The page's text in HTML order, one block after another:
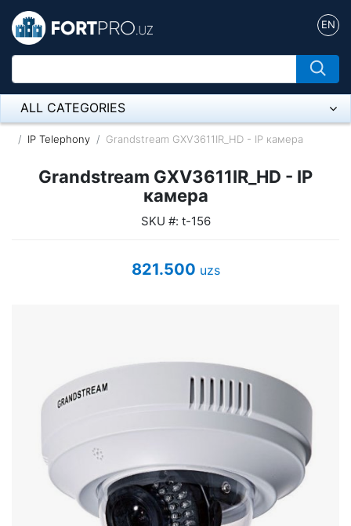
EN
ALL CATEGORIES
Микрофон
Напольные розетки
Оборудование Mikrotik
Stereo systems
Server equipment
UPS Uninterruptible Power Supply
Headphones
Mouses and keybords
IP Telephony Grandstream GXV3611IR_HD - IP камера
Grandstream GXV3611IR_HD - IP
камера
SKU #: t-156
821.500 uzs